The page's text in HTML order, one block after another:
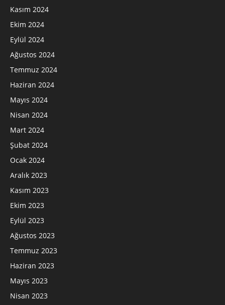
Kasım 2024
Ekim 2024
Eylül 2024
Ağustos 2024
Temmuz 2024
Haziran 2024
Mayıs 2024
Nisan 2024
Mart 2024
Şubat 2024
Ocak 2024
Aralık 2023
Kasım 2023
Ekim 2023
Eylül 2023
Ağustos 2023
Temmuz 2023
Haziran 2023
Mayıs 2023
Nisan 2023